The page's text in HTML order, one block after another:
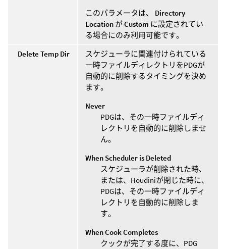
このパラメータは、 Directory
Location がCustom に設定されてい
る場合にのみ利用可能です。
Delete Temp Dir
スケジューラに関連付けられている
一時ファイルディレクトリをPDGが
自動的に削除するタイミングを決め
ます。
Never
PDGは、その一時ファイルディ
レクトリを自動的に削除しませ
ん。
When Scheduler is Deleted
スケジューラが削除された時、
または、Houdiniが閉じた時に、
PDGは、その一時ファイルディ
レクトリを自動的に削除しま
す。
When Cook Completes
クックが完了する度に、PDG